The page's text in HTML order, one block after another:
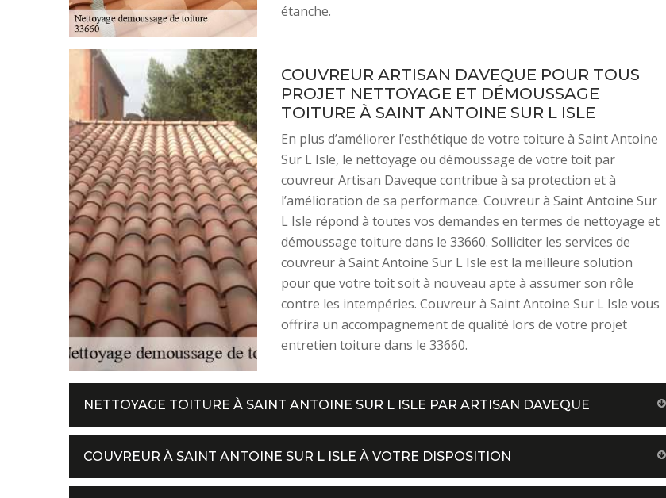
étanche.
COUVREUR ARTISAN DAVEQUE POUR TOUS
PROJET NETTOYAGE ET DÉMOUSSAGE
TOITURE À SAINT ANTOINE SUR L ISLE
En plus d’améliorer l’esthétique de votre toiture à Saint Antoine
Sur L Isle, le nettoyage ou démoussage de votre toit par
couvreur Artisan Daveque contribue à sa protection et à
l’amélioration de sa performance. Couvreur à Saint Antoine Sur
L Isle répond à toutes vos demandes en termes de nettoyage et
démoussage toiture dans le 33660. Solliciter les services de
couvreur à Saint Antoine Sur L Isle est la meilleure solution
pour que votre toit soit à nouveau apte à assumer son rôle
contre les intempéries. Couvreur à Saint Antoine Sur L Isle vous
offrira un accompagnement de qualité lors de votre projet
entretien toiture dans le 33660.
NETTOYAGE TOITURE À SAINT ANTOINE SUR L ISLE PAR ARTISAN DAVEQUE
COUVREUR À SAINT ANTOINE SUR L ISLE À VOTRE DISPOSITION